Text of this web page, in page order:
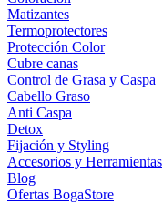
Matizantes
Termoprotectores
Protección Color
Cubre canas
Control de Grasa y Caspa
Cabello Graso
Anti Caspa
Detox
Fijación y Styling
Accesorios y Herramientas
Blog
Ofertas BogaStore